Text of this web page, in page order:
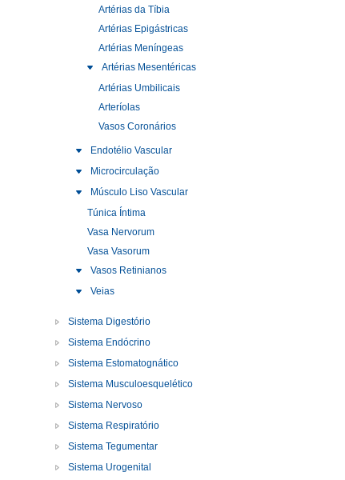
Artérias da Tíbia
Artérias Epigástricas
Artérias Meníngeas
Artérias Mesentéricas
Artérias Umbilicais
Arteríolas
Vasos Coronários
Endotélio Vascular
Microcirculação
Músculo Liso Vascular
Túnica Íntima
Vasa Nervorum
Vasa Vasorum
Vasos Retinianos
Veias
Sistema Digestório
Sistema Endócrino
Sistema Estomatognático
Sistema Musculoesquelético
Sistema Nervoso
Sistema Respiratório
Sistema Tegumentar
Sistema Urogenital